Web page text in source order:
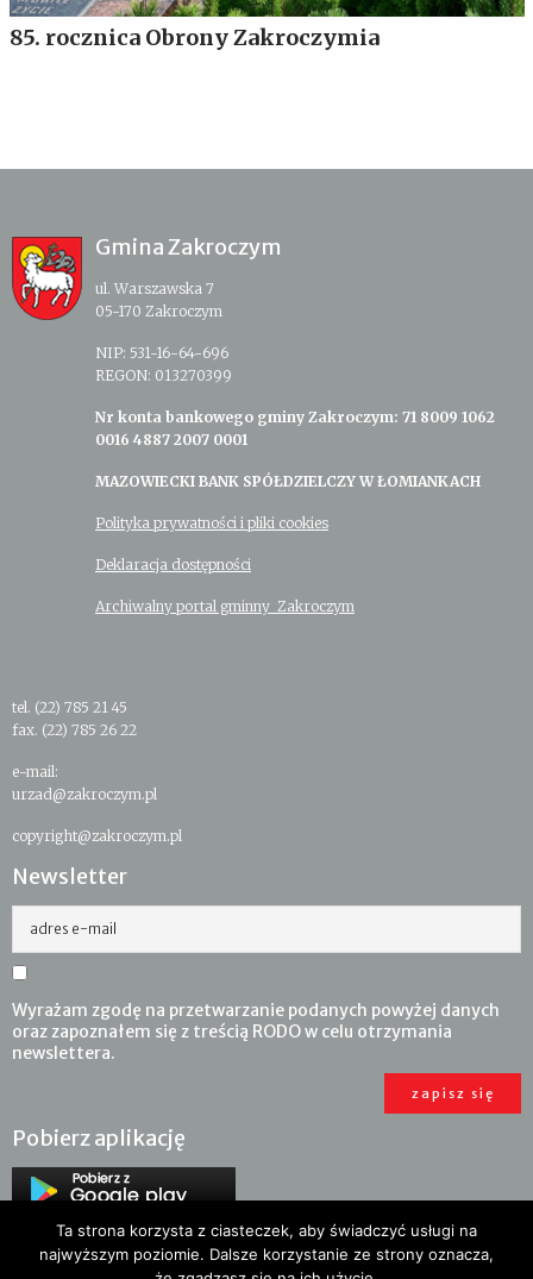
85. rocznica Obrony Zakroczymia
Gmina Zakroczym
ul. Warszawska 7
05-170 Zakroczym
NIP: 531-16-64-696
REGON: 013270399
Nr konta bankowego gminy Zakroczym: 71 8009 1062
0016 4887 2007 0001
MAZOWIECKI BANK SPÓŁDZIELCZY W ŁOMIANKACH
Polityka prywatności i pliki cookies
Deklaracja dostępności
Archiwalny portal gminny Zakroczym
tel. (22) 785 21 45
fax. (22) 785 26 22
e-mail:
urzad@zakroczym.pl
copyright@zakroczym.pl
Newsletter
adres e-mail
Wyrażam zgodę na przetwarzanie podanych powyżej danych
oraz zapoznałem się z treścią RODO w celu otrzymania
newslettera.
Pobierz aplikację
Ta strona korzysta z ciasteczek, aby świadczyć usługi na
najwyższym poziomie. Dalsze korzystanie ze strony oznacza,